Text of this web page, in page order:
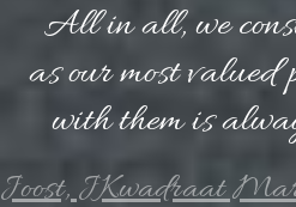
All in all, we
as our most
with them is
Joost, JKwadraat